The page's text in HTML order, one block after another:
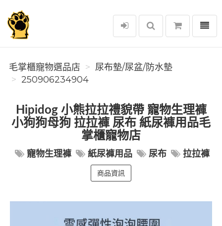
毛掌櫃寵物選品店
選單
毛掌櫃寵物選品店
尿布墊/尿盆/防水墊
250906234904
Hipidog 小熊拉拉禮貌帶 寵物生理褲
小狗狗母狗 拉拉褲 尿布 紙尿褲用品毛
掌櫃寵物店
寵物生理褲 紙尿褲用品 尿布 拉拉褲
商品資訊